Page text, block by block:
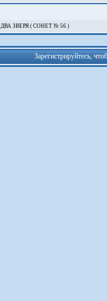
ДВА ЗВЕРЯ ( СОНЕТ № 56 )
Зарегистрируйтесь,